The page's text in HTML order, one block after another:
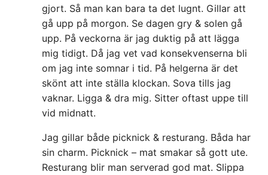
gjort. Så man kan bara ta det lugnt. Gillar att
gå upp på morgon. Se dagen gry & solen gå
upp. På veckorna är jag duktig på att lägga
mig tidigt. Då jag vet vad konsekvenserna bli
om jag inte somnar i tid. På helgerna är det
skönt att inte ställa klockan. Sova tills jag
vaknar. Ligga & dra mig. Sitter oftast uppe till
vid midnatt.
Jag gillar både picknick & resturang. Båda har
sin charm. Picknick – mat smakar så gott ute.
Resturang blir man serverad god mat. Slippa